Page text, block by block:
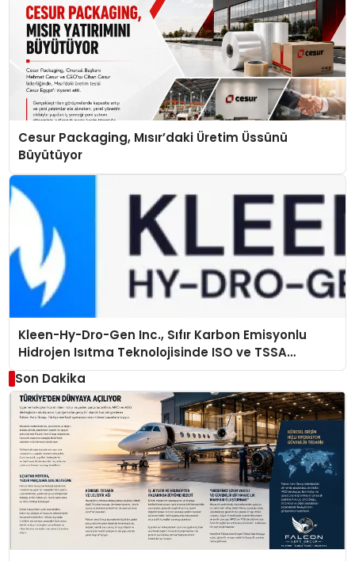
Cesur Packaging, Mısır’daki Üretim Üssünü
Büyütüyor
Kleen-Hy-Dro-Gen Inc., Sıfır Karbon Emisyonlu
Hidrojen Isıtma Teknolojisinde ISO ve TSSA
Düzenleyici Onaylarını Aldı
Son Dakika